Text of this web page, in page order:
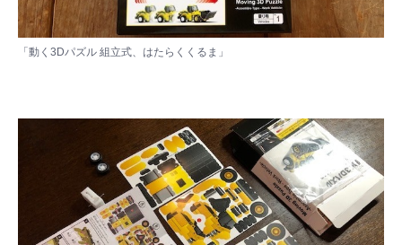
「動く3Dパズル 組立式、はたらくくるま」